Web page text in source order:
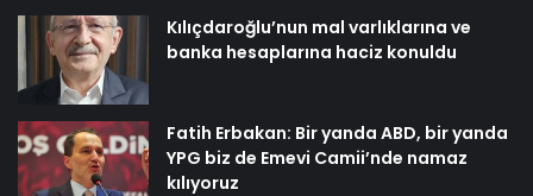
Kılıçdaroğlu’nun mal varlıklarına ve
banka hesaplarına haciz konuldu
Fatih Erbakan: Bir yanda ABD, bir yanda
YPG biz de Emevi Camii’nde namaz
kılıyoruz